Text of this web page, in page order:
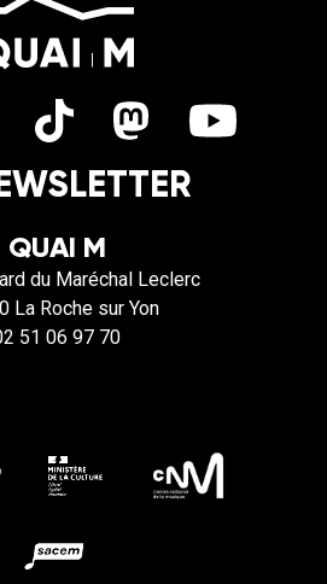
QUAI M
du Maréchal Leclerc
La Roche sur Yon
51 06 97 70